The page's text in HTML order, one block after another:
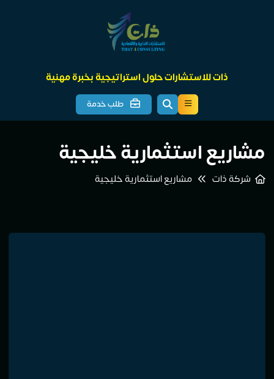
ذات للاستشارات حلول استراتيجية بخبرة مهنية
طلب خدمة
مشاريع استثمارية خليجية
شركة ذات مشاريع استثمارية خليجية